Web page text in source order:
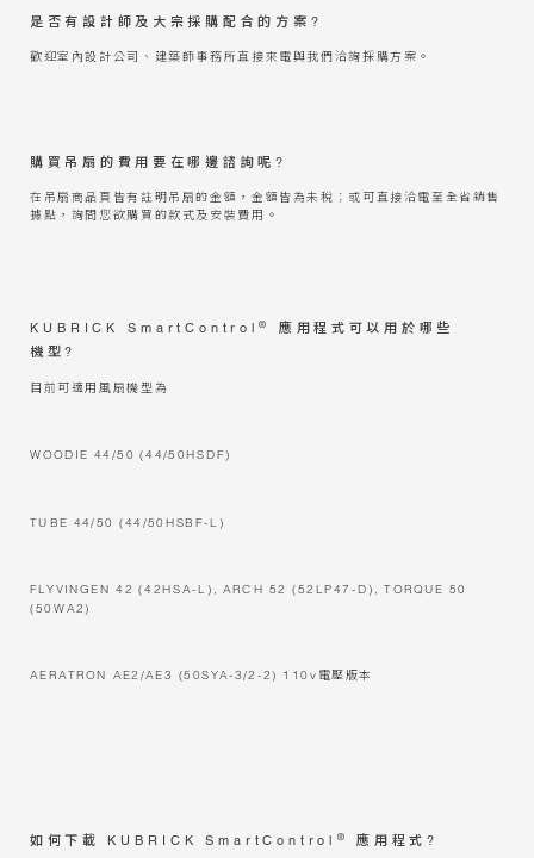
是否有設計師及大宗採購配合的方案?
歡迎室內設計公司、建築師事務所直接來電與我們洽詢採購方案。
購買吊扇的費用要在哪邊諮詢呢?
在吊扇商品頁皆有註明吊扇的金額，金額皆為未稅；或可直接洽電至全省銷售
據點，詢問您欲購買的款式及安裝費用。
KUBRICK SmartControl®
應用程式可以用於哪些
機型?
目前可適用風扇機型為
WOODIE 44/50 (44/50HSDF)
TUBE 44/50 (44/50HSBF-L)
FLYVINGEN 42 (42HSA-L), ARCH 52 (52LP47-D), TORQUE 50
(50WA2)
AERATRON AE2/AE3 (50SYA-3/2-2) 110v電壓版本
如何下載 KUBRICK SmartControl ® 應用程式?